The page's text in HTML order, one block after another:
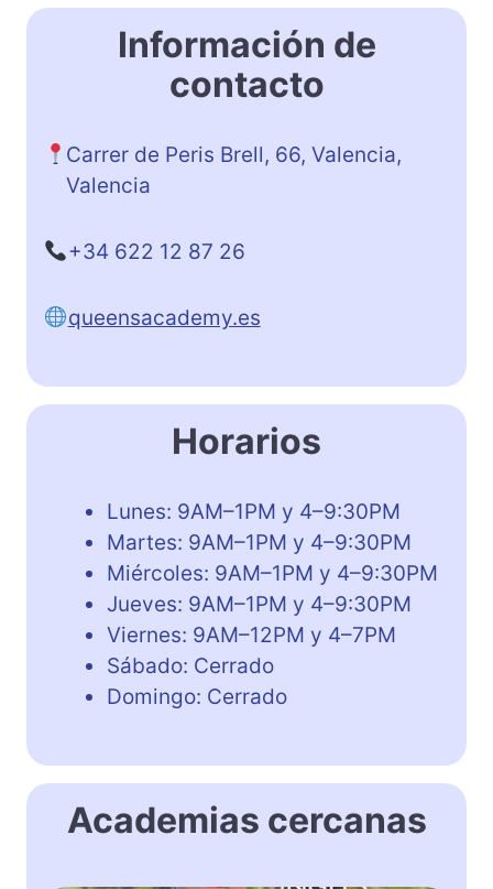
Información de
contacto
Carrer de Peris Brell, 66, Valencia,
Valencia
+34 622 12 87 26
queensacademy.es
Horarios
Lunes: 9AM–1PM y 4–9:30PM
Martes: 9AM–1PM y 4–9:30PM
Miércoles: 9AM–1PM y 4–9:30PM
Jueves: 9AM–1PM y 4–9:30PM
Viernes: 9AM–12PM y 4–7PM
Sábado: Cerrado
Domingo: Cerrado
Academias cercanas